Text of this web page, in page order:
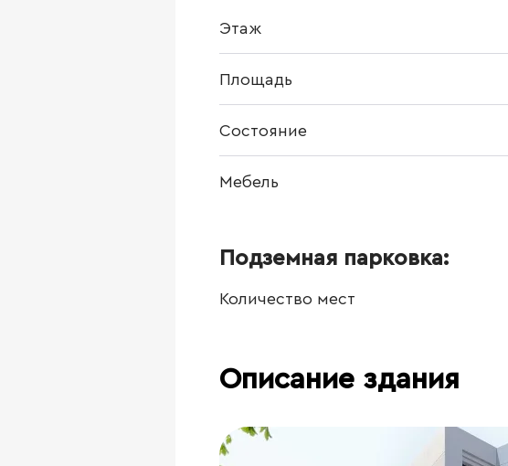
Этаж
Площадь
Состояние
Мебель
Подземная парковка:
Количество мест
Описание здания